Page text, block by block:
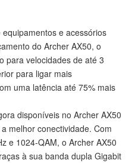
e acessórios
do Archer AX50, o
para velocidades de até 3
para ligar mais
uma latência até 75% mais
disponíveis no Archer AX50
melhor conectividade. Com
e 1024-QAM, o Archer AX50
à sua banda dupla Gigabit